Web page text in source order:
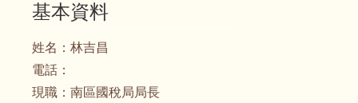
基本資料
姓名： 林吉昌
電話：
現職： 南區國稅局局長